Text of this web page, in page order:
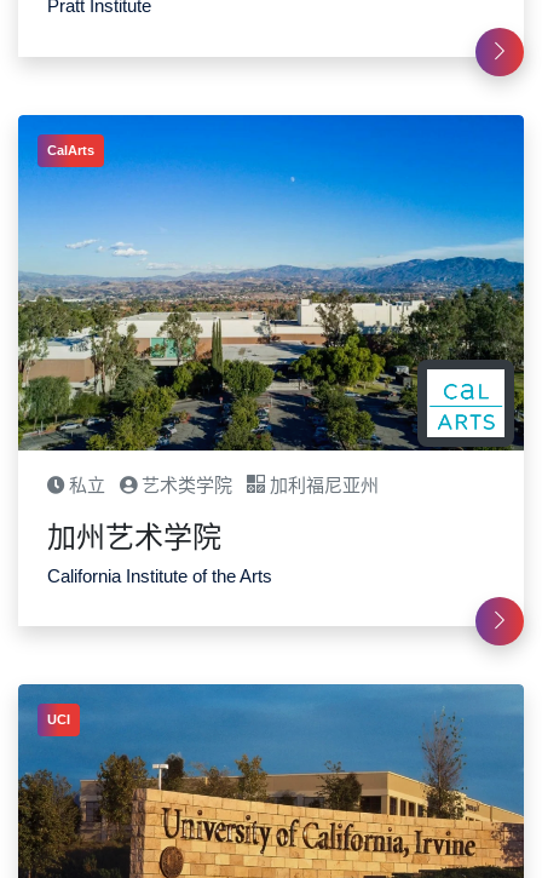
Pratt Institute
CalArts
私立 艺术类学院 加利福尼亚州
加州艺术学院
California Institute of the Arts
UCI